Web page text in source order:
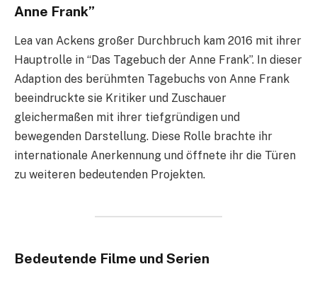
Anne Frank”
Lea van Ackens großer Durchbruch kam 2016 mit ihrer
Hauptrolle in “Das Tagebuch der Anne Frank”. In dieser
Adaption des berühmten Tagebuchs von Anne Frank
beeindruckte sie Kritiker und Zuschauer
gleichermaßen mit ihrer tiefgründigen und
bewegenden Darstellung. Diese Rolle brachte ihr
internationale Anerkennung und öffnete ihr die Türen
zu weiteren bedeutenden Projekten.
Bedeutende Filme und Serien